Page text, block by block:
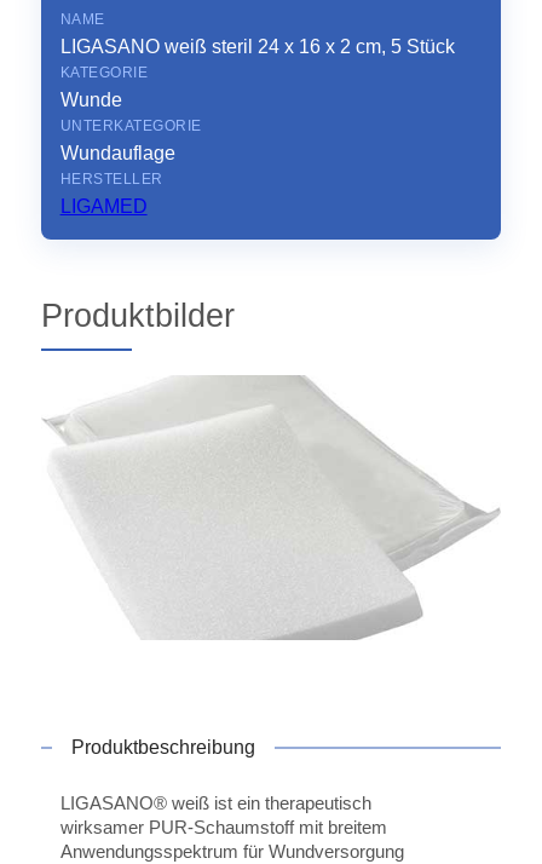
NAME
LIGASANO weiß steril 24 x 16 x 2 cm, 5 Stück
KATEGORIE
Wunde
UNTERKATEGORIE
Wundauflage
HERSTELLER
LIGAMED
Produktbilder
Produktbeschreibung
LIGASANO® weiß ist ein therapeutisch
wirksamer PUR-Schaumstoff mit breitem
Anwendungsspektrum für Wundversorgung